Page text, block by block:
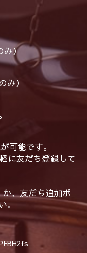
み）
み）
可能です。
に友だち登録して
、友だち追加ボ
。